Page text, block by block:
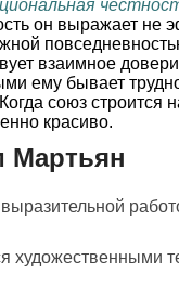
он выражает не
взаимное
ему бывает
союз строится
красиво.
Мартьян
художественными